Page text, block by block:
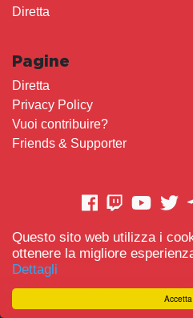
Accetta!
Questo sito web utilizza i
ottenere la migliore
Dettagli
Diretta
Pagine
Diretta
Privacy Policy
Vuoi contribuire?
Friends & Supporter
© 2021 Gameplay.Cafe made with
#TeamBidet